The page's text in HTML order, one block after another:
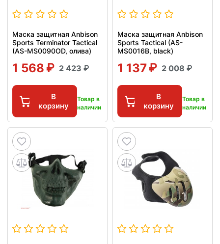
Маска защитная Anbison
Sports Terminator Tactical
(AS-MS0090OD, олива)
1 568 2 423
В
корзину
Товар в
наличии
Маска защитная Anbison
Sports Tactical (AS-
MS0016B, black)
1 137 2 008
В
корзину
Товар в
наличии